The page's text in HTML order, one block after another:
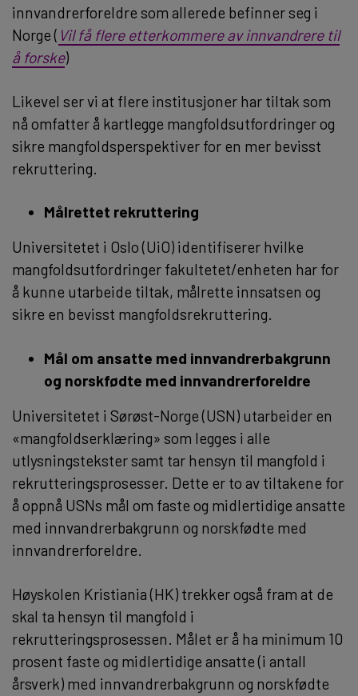
innvandrerforeldre som allerede befinner seg i
Norge ( Vil få flere etterkommere av innvandrere til
å forske)
Likevel ser vi at flere institusjoner har tiltak som
nå omfatter å kartlegge mangfoldsutfordringer og
sikre mangfoldsperspektiver for en mer bevisst
rekruttering.
Målrettet rekruttering
Universitetet i Oslo (UiO) identifiserer hvilke
mangfoldsutfordringer fakultetet/enheten har for
å kunne utarbeide tiltak, målrette innsatsen og
sikre en bevisst mangfoldsrekruttering.
Mål om ansatte med innvandrerbakgrunn
og norskfødte med innvandrerforeldre
Universitetet i Sørøst-Norge (USN) utarbeider en
«mangfoldserklæring» som legges i alle
utlysningstekster samt tar hensyn til mangfold i
rekrutteringsprosesser. Dette er to av tiltakene for
å oppnå USNs mål om faste og midlertidige ansatte
med innvandrerbakgrunn og norskfødte med
innvandrerforeldre.
Høyskolen Kristiania (HK) trekker også fram at de
skal ta hensyn til mangfold i
rekrutteringsprosessen. Målet er å ha minimum 10
prosent faste og midlertidige ansatte (i antall
årsverk) med innvandrerbakgrunn og norskfødte